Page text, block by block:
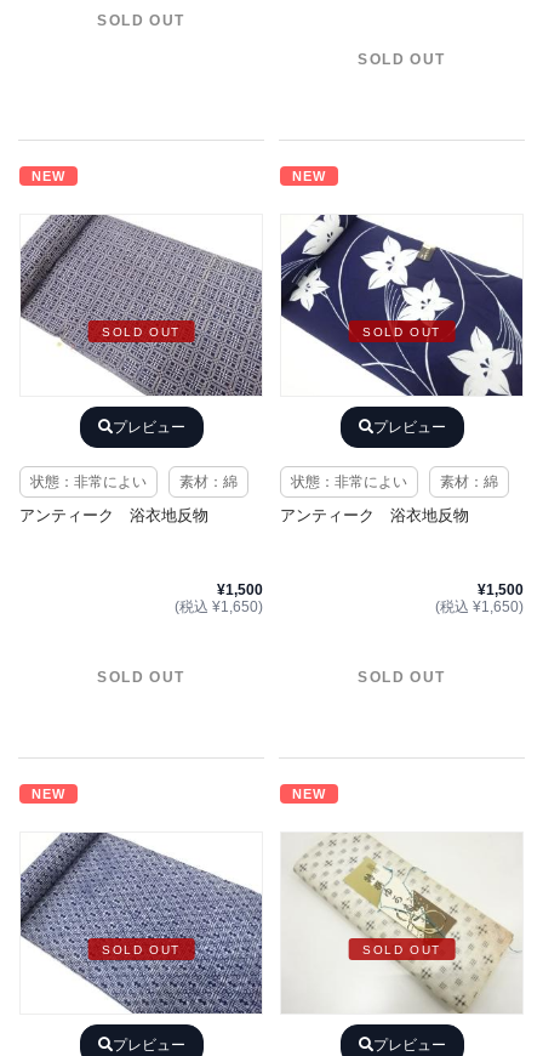
SOLD OUT
SOLD OUT
NEW
SOLD OUT
プレビュー
状態：非常によい 素材：綿
アンティーク 浴衣地反物
¥1,500
(税込 ¥1,650)
SOLD OUT
NEW
SOLD OUT
プレビュー
状態：非常によい 素材：綿
アンティーク 浴衣地反物
¥1,500
(税込 ¥1,650)
SOLD OUT
NEW
SOLD OUT
プレビュー
NEW
SOLD OUT
プレビュー